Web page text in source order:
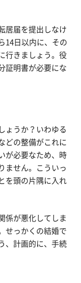
居届を提出しなけ
14日以内に、その
行きましょう。役
証明書が必要にな
ょうか？いわゆる
どの整備がこれに
が必要なため、時
ません。こういっ
を頭の片隅に入れ
係が悪化してしま
せっかくの結婚で
、計画的に、手続